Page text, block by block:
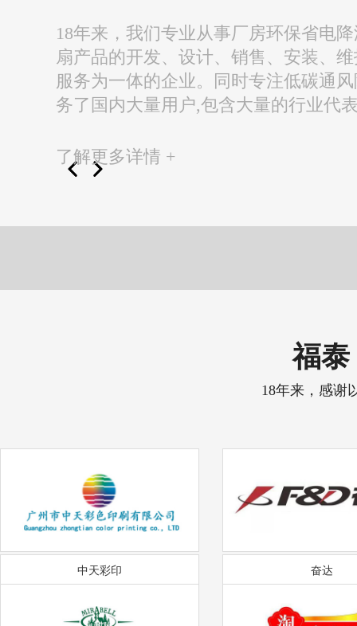
18年来，我们专业从事厂房环保省电
扇产品的开发、设计、销售、安装、
服务为一体的企业。同时专注低碳通
务了国内大量用户,包含大量的行业代
了解更多详情 +
福泰
18年来，感谢
中天彩印 奋达